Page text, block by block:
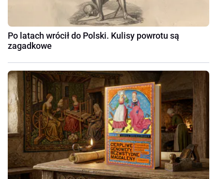
Po latach wrócił do Polski. Kulisy powrotu są
zagadkowe